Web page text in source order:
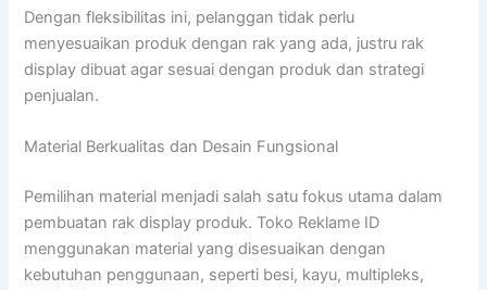
Dengan fleksibilitas ini, pelanggan tidak perlu
menyesuaikan produk dengan rak yang ada, justru rak
display dibuat agar sesuai dengan produk dan strategi
penjualan.
Material Berkualitas dan Desain Fungsional
Pemilihan material menjadi salah satu fokus utama dalam
pembuatan rak display produk. Toko Reklame ID
menggunakan material yang disesuaikan dengan
kebutuhan penggunaan, seperti besi, kayu, multipleks,